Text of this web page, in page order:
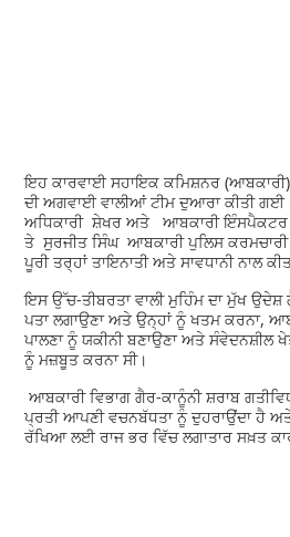
ਇਹ ਕਾਰਵਾਈ ਸਹਾਇਕ ਕਮਿਸ਼ਨਰ
ਦੀ ਅਗਵਾਈ ਵਾਲੀਆਂ ਟੀਮ ਦੁਆਰਾ ਕੀਤੀ
ਅਧਿਕਾਰੀ ਸ਼ੇਖਰ ਅਤੇ ਆਬਕਾਰੀ ਇੰਸਪੈਕਟਰ
ਤੇ ਸੁਰਜੀਤ ਸਿੰਘ ਆਬਕਾਰੀ ਪੁਲਿਸ
ਪੂਰੀ ਤਰ੍ਹਾਂ ਤਾਇਨਾਤੀ ਅਤੇ ਸਾਵਧਾਨੀ ਨਾਲ
ਇਸ ਉੱਚ-ਤੀਬਰਤਾ ਵਾਲੀ ਮੁਹਿੰਮ ਦਾ ਮੁੱਖ ਉਦੇਸ਼
ਪਤਾ ਲਗਾਉਣਾ ਅਤੇ ਉਨ੍ਹਾਂ ਨੂੰ ਖਤਮ ਕਰਨਾ,
ਪਾਲਣਾ ਨੂੰ ਯਕੀਨੀ ਬਣਾਉਣਾ ਅਤੇ ਸੰਵੇਦਨਸ਼ੀਲ
ਨੂੰ ਮਜ਼ਬੂਤ ਕਰਨਾ ਸੀ।
ਆਬਕਾਰੀ ਵਿਭਾਗ ਗੈਰ-ਕਾਨੂੰਨੀ ਸ਼ਰਾਬ
ਪ੍ਰਤੀ ਆਪਣੀ ਵਚਨਬੱਧਤਾ ਨੂੰ ਦੁਹਰਾਉਂਦਾ ਹੈ
ਰੱਖਿਆ ਲਈ ਰਾਜ ਭਰ ਵਿੱਚ ਲਗਾਤਾਰ ਸਖ਼ਤ